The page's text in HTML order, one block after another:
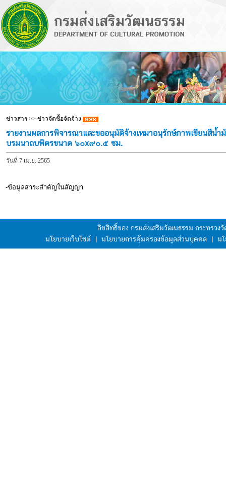
ข่าวสาร>> ข่าวจัดซื้อจัดจ้าง
รายงานผลการพิจารณาและขออนุมัติจ้างเหมาอนุรักษ์ภาพเขียนสีน้
บรมนาถบพิตรขนาด ๖๐x๙๐.๕ ซม.
วันที่ 7 เม.ย. 2565
-ข้อมูลสาระสำคัญในสัญญา
ลิขสิทธิ์ของ กรมส่งเสริมวัฒนธรรม กระทรว
นโยบายเว็บไซต์
| นโยบายการคุ้มครองข้อมูลส่วนบุคคล | น